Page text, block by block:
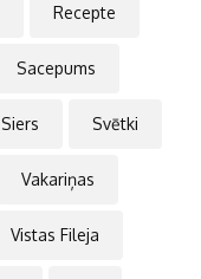
Recepte
Sacepums
Siers Svētki
Vakariņas
Vistas Fileja